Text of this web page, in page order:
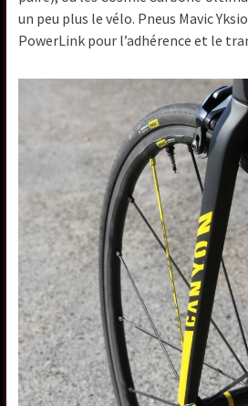
un peu plus le vélo. Pneus Mavic
PowerLink pour l’adhérence et le